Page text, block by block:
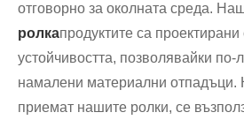
отговорно за околната среда.
ролкапродуктите са проектирани
устойчивостта, позволявайки
намалени материални отпадъци.
приемат нашите ролки, се